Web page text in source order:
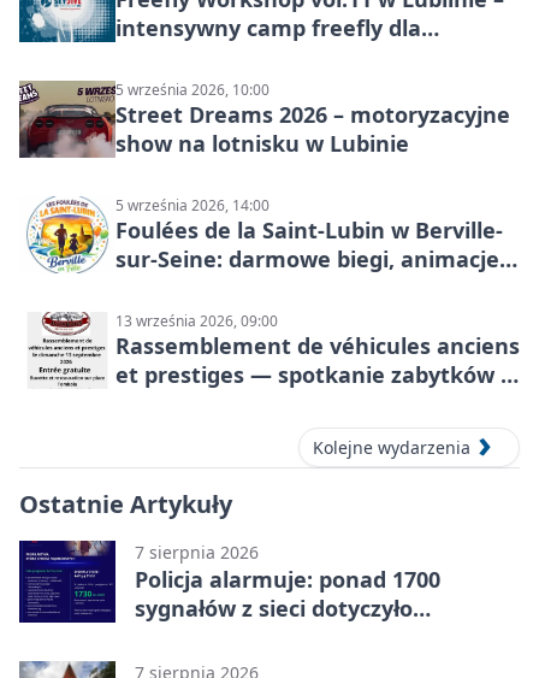
intensywny camp freefly dla
5 września 2026, 10:00
Street Dreams 2026 – motoryzacyjne
show na lotnisku w Lubinie
5 września 2026, 14:00
Foulées de la Saint-Lubin w Berville-
sur-Seine: darmowe biegi, animacje i
13 września 2026, 09:00
Rassemblement de véhicules anciens
et prestiges — spotkanie zabytków i
Kolejne wydarzenia
Ostatnie Artykuły
7 sierpnia 2026
Policja alarmuje: ponad 1700
sygnałów z sieci dotyczyło
7 sierpnia 2026